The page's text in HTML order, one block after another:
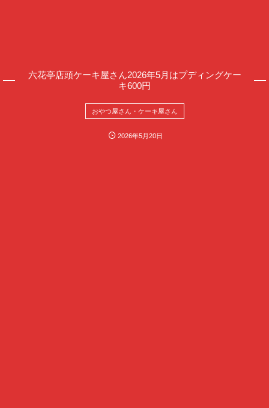
六花亭店頭ケーキ屋さん2026年5月はプディングケー
キ600円
おやつ屋さん・ケーキ屋さん
2026年5月20日